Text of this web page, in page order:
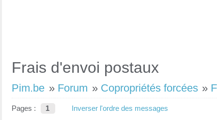
Frais d'envoi postaux
Pim.be » Forum » Copropriétés forcées »
Pages : 1 Inverser l'ordre des messages